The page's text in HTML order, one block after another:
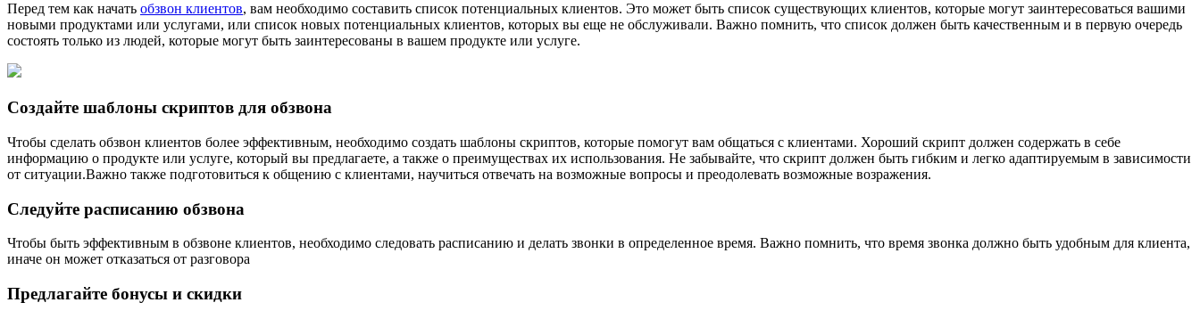
Перед тем как начать обзвон клиентов, вам необходимо составить список потенциальных клиентов. Это может быть список существующих клиентов, которые могут заинтересоваться вашими
новыми продуктами или услугами, или список новых потенциальных клиентов, которых вы еще не обслуживали. Важно помнить, что список должен быть качественным и в первую очередь
состоять только из людей, которые могут быть заинтересованы в вашем продукте или услуге.
Создайте шаблоны скриптов для обзвона
Чтобы сделать обзвон клиентов более эффективным, необходимо создать шаблоны скриптов, которые помогут вам общаться с клиентами. Хороший скрипт должен содержать в себе
информацию о продукте или услуге, который вы предлагаете, а также о преимуществах их использования. Не забывайте, что скрипт должен быть гибким и легко адаптируемым в зависимости
от ситуации.Важно также подготовиться к общению с клиентами, научиться отвечать на возможные вопросы и преодолевать возможные возражения.
Следуйте расписанию обзвона
Чтобы быть эффективным в обзвоне клиентов, необходимо следовать расписанию и делать звонки в определенное время. Важно помнить, что время звонка должно быть удобным для клиента,
иначе он может отказаться от разговора
Предлагайте бонусы и скидки